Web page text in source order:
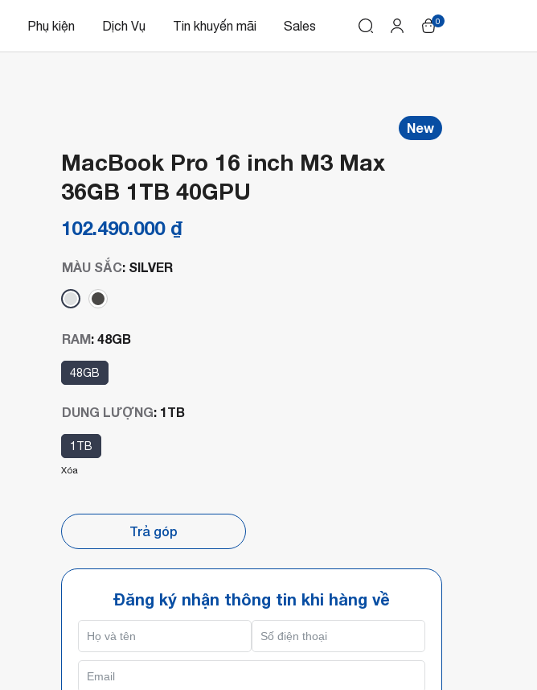
Phụ kiện Dịch Vụ Tin khuyến mãi Sales 0
New
MacBook Pro 16 inch M3 Max
36GB 1TB 40GPU
102.490.000 ₫
MÀU SẮC: SILVER
RAM: 48GB
48GB
DUNG LƯỢNG: 1TB
1TB
Xóa
Trả góp
Đăng ký nhận thông tin khi hàng về